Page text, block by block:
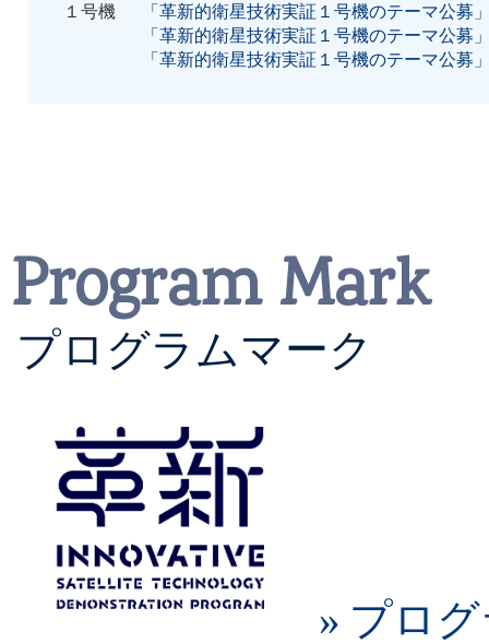
（PRELUDE）インタビ
掲載しました
2026/03/13
「人に聞く ～4号機に
門学校（KOSEN-2R）イ
2026/03/05
小型実証衛星4号機（
１号機
「革新的衛星技術実証１号機のテーマ公募
「革新的衛星技術実証１号機のテーマ公募
「革新的衛星技術実証１号機のテーマ公募
Program Mark
プログラムマーク
» プロ